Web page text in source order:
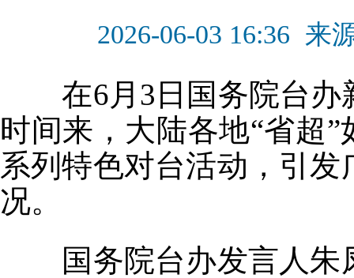
2026-06-03 16:36 来
在6月3日国务院台办
时间来，大陆各地“省超
系列特色对台活动，引
况。
国务院台办发言人朱